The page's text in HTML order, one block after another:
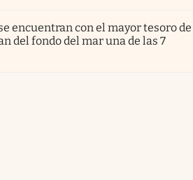
encuentran con el mayor tesoro de
del fondo del mar una de las 7